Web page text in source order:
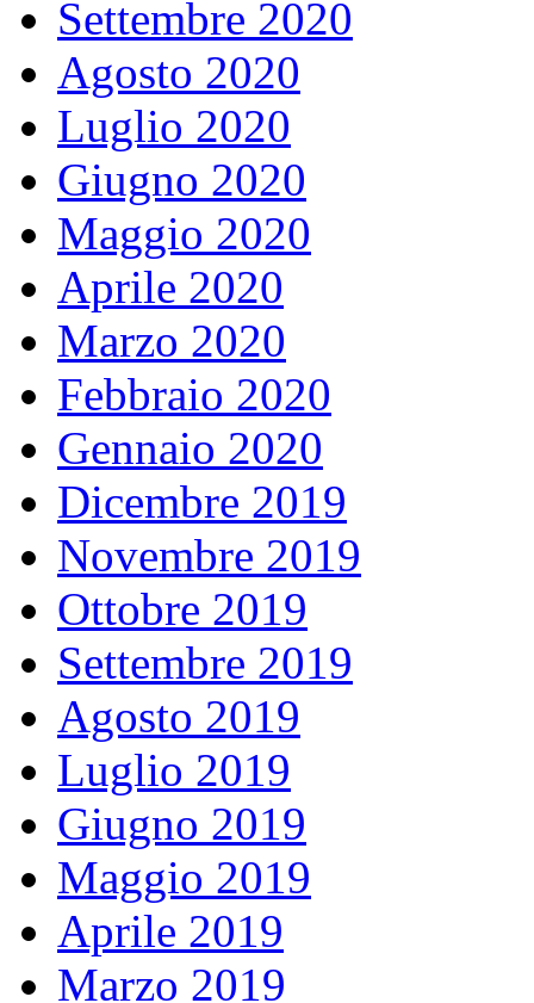
Settembre 2020
Agosto 2020
Luglio 2020
Giugno 2020
Maggio 2020
Aprile 2020
Marzo 2020
Febbraio 2020
Gennaio 2020
Dicembre 2019
Novembre 2019
Ottobre 2019
Settembre 2019
Agosto 2019
Luglio 2019
Giugno 2019
Maggio 2019
Aprile 2019
Marzo 2019